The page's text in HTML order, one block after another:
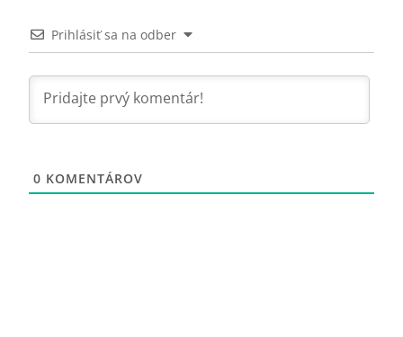
Prihlásiť sa na odber
0 KOMENTÁROV